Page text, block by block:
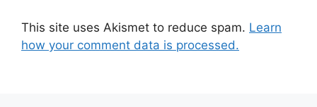
This site uses Akismet to reduce spam. Learn
how your comment data is processed.